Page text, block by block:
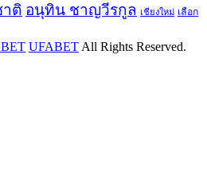
าติ อนุทิน ชาญวีรกูล เชียงใหม่ เลือก
UFABET All Rights Reserved.